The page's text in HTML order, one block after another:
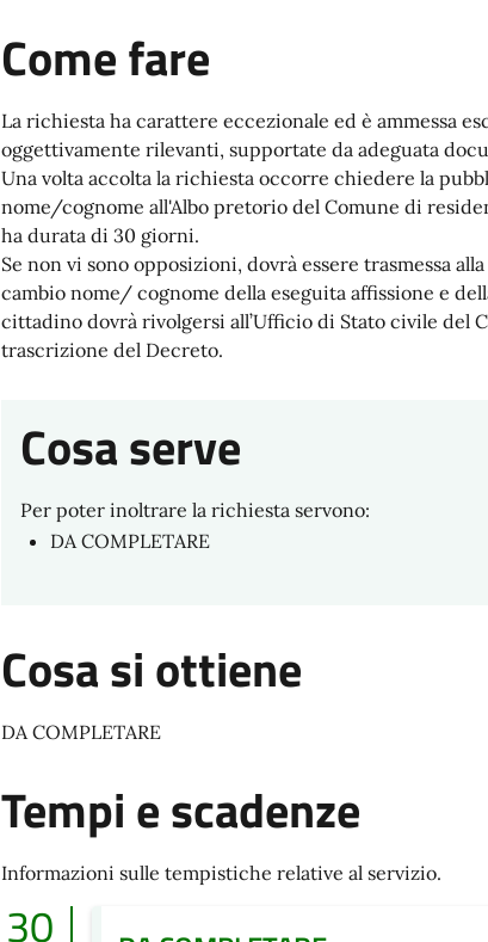
Come fare
La richiesta ha carattere eccezionale ed è ammessa
oggettivamente rilevanti, supportate da adeguata
Una volta accolta la richiesta occorre chiedere la
nome/cognome all'Albo pretorio del Comune di
ha durata di 30 giorni.
Se non vi sono opposizioni, dovrà essere trasmessa
cambio nome/ cognome della eseguita affissione e
cittadino dovrà rivolgersi all’Ufficio di Stato civile del
trascrizione del Decreto.
Cosa serve
Per poter inoltrare la richiesta servono:
DA COMPLETARE
Cosa si ottiene
DA COMPLETARE
Tempi e scadenze
Informazioni sulle tempistiche relative al servizio.
30